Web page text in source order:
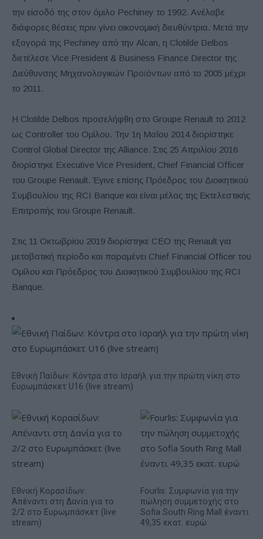
την είσοδό της στον όμιλο Pechiney το 1992. Ανέλαβε
διάφορες θέσεις πριν γίνει οικονομική διευθύντρια. Μετά την
εξαγορά της Pechiney από την Alcan, η Clotilde Delbos
διετέλεσε Vice President & Business Finance Director της
Διεύθυνσης Μηχανολογικών Προϊόντων από το 2005 μέχρι
το 2011.
Η Clotilde Delbos προσελήφθη στο Groupe Renault το 2012
ως Controller του Ομίλου. Την 1η Μαΐου 2014 διορίστηκε
Control Global Director της Alliance. Στις 25 Απριλίου 2016
διορίστηκε Executive Vice President, Chief Financial Officer
του Groupe Renault. Έγινε επίσης Πρόεδρος του Διοικητικού
Συμβουλίου της RCI Banque και είναι μέλος της Εκτελεστικής
Επιτροπής του Groupe Renault.
Στις 11 Οκτωβρίου 2019 διορίστηκε CEO της Renault για
μεταβατική περίοδο και παραμένει Chief Financial Officer του
Ομίλου και Πρόεδρος του Διοικητικού Συμβουλίου της RCI
Banque.
Εθνική Παίδων: Κόντρα στο Ισραήλ για την πρώτη νίκη στο
Ευρωμπάσκετ U16 (live stream)
Εθνική Κορασίδων:
Απέναντι στη Δανία για το
2/2 στο Ευρωμπάσκετ (live
stream)
Fourlis: Συμφωνία για την
πώληση συμμετοχής στο
Sofia South Ring Mall έναντι
49,35 εκατ. ευρώ